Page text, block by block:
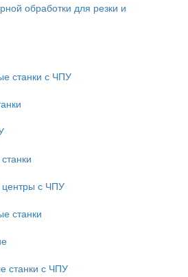
обработки для резки и
станки с ЧПУ
с ЧПУ
станки
станки с ЧПУ